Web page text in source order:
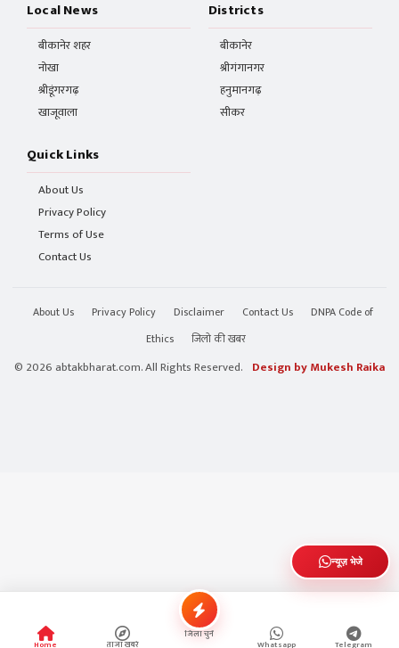
Local News
बीकानेर शहर
नोखा
श्रीडूंगरगढ़
खाजूवाला
Districts
बीकानेर
श्रीगंगानगर
हनुमानगढ़
सीकर
Quick Links
About Us
Privacy Policy
Terms of Use
Contact Us
About Us Privacy Policy Disclaimer Contact Us
DNPA Code of
Ethics
जिलो की खबर
© 2026 abtakbharat.com. All Rights Reserved. Design by Mukesh Raika
न्यूज़ भेजे
Home ताजा खबरे
जिला चुनें
Whatsapp
Telegram